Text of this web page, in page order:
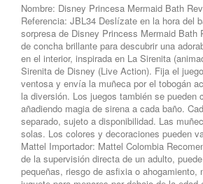
Nombre: Disney Princesa Mermaid Bath
Referencia: JBL34 Deslízate en la hora del
sorpresa de Disney Princess Mermaid Bath
de concha brillante para descubrir una
en el interior, inspirada en La Sirenita
Sirenita de Disney (Live Action). Fija el
ventosa y envía la muñeca por el tobogán
la diversión. Los juegos también se pueden
añadiendo magia de sirena a cada baño.
separado, sujeto a disponibilidad. Las
solas. Los colores y decoraciones pueden
Mattel Importador: Mattel Colombia
de la supervisión directa de un adulto,
pequeñas, riesgo de asfixia o ahogamiento,